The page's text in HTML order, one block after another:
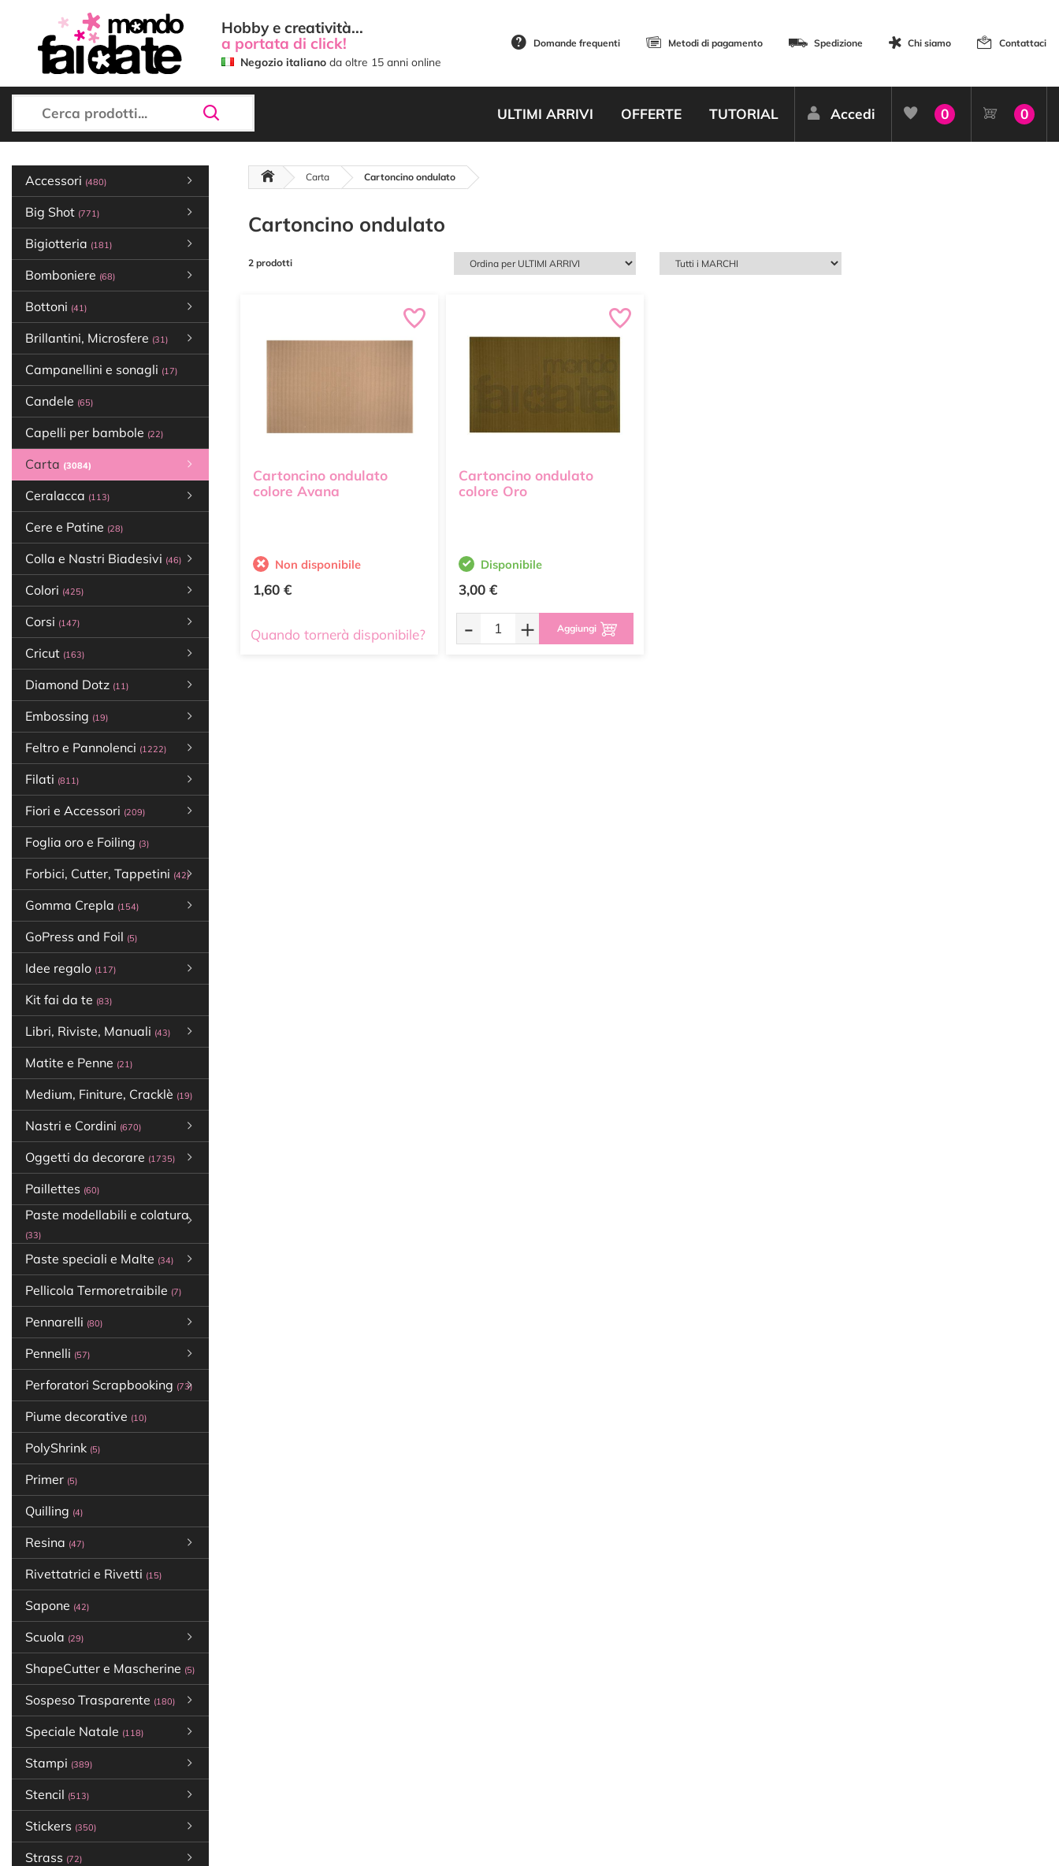
Hobby e creatività...
a portata di click!
Negozio italiano da oltre 15 anni online
Domande frequenti Metodi di pagamento Spedizione Chi siamo Contattaci
ULTIMI ARRIVI OFFERTE TUTORIAL Accedi 0 0
Accessori (480)
Big Shot (771)
Bigiotteria (181)
Bomboniere (68)
Bottoni (41)
Brillantini, Microsfere (31)
Campanellini e sonagli (17)
Candele (65)
Capelli per bambole (22)
Carta (3084)
Ceralacca (113)
Cere e Patine (28)
Colla e Nastri Biadesivi (46)
Colori (425)
Corsi (147)
Cricut (163)
Diamond Dotz (11)
Embossing (19)
Feltro e Pannolenci (1222)
Filati (811)
Fiori e Accessori (209)
Foglia oro e Foiling (3)
Forbici, Cutter, Tappetini (42)
Gomma Crepla (154)
GoPress and Foil (5)
Idee regalo (117)
Kit fai da te (83)
Libri, Riviste, Manuali (43)
Matite e Penne (21)
Medium, Finiture, Cracklè (19)
Nastri e Cordini (670)
Oggetti da decorare (1735)
Paillettes (60)
Paste modellabili e colatura
(33)
Paste speciali e Malte (34)
Pellicola Termoretraibile (7)
Pennarelli (80)
Pennelli (57)
Perforatori Scrapbooking (73)
Piume decorative (10)
PolyShrink (5)
Primer (5)
Quilling (4)
Resina (47)
Rivettatrici e Rivetti (15)
Sapone (42)
Scuola (29)
ShapeCutter e Mascherine (5)
Sospeso Trasparente (180)
Speciale Natale (118)
Stampi (389)
Stencil (513)
Stickers (350)
Strass (72)
Carta Cartoncino ondulato
Cartoncino ondulato
2 prodotti
Cartoncino ondulato
colore Avana
Non disponibile
1,60 €
Quando tornerà disponibile?
Cartoncino ondulato
colore Oro
Disponibile
3,00 €
- + Aggiungi